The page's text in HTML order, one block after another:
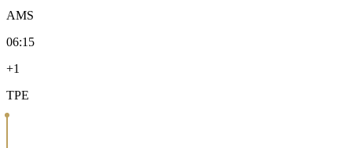
AMS
06:15
+1
TPE